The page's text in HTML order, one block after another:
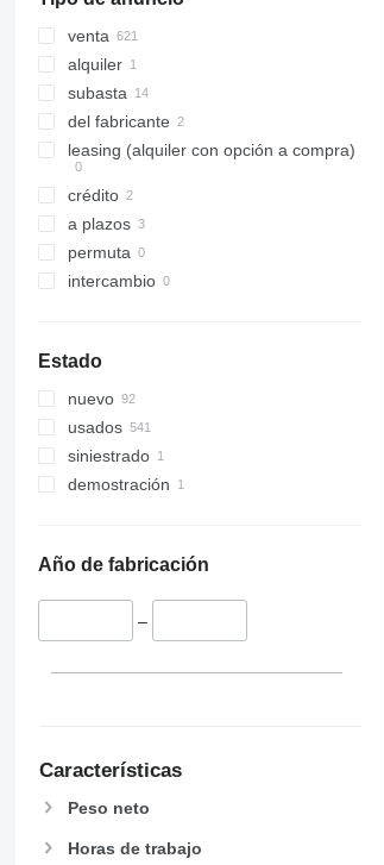
venta
alquiler
subasta
del fabricante
leasing (alquiler con opción a compra)
crédito
a plazos
permuta
intercambio
Estado
nuevo
usados
siniestrado
demostración
Año de fabricación
–
Características
Peso neto
Horas de trabajo